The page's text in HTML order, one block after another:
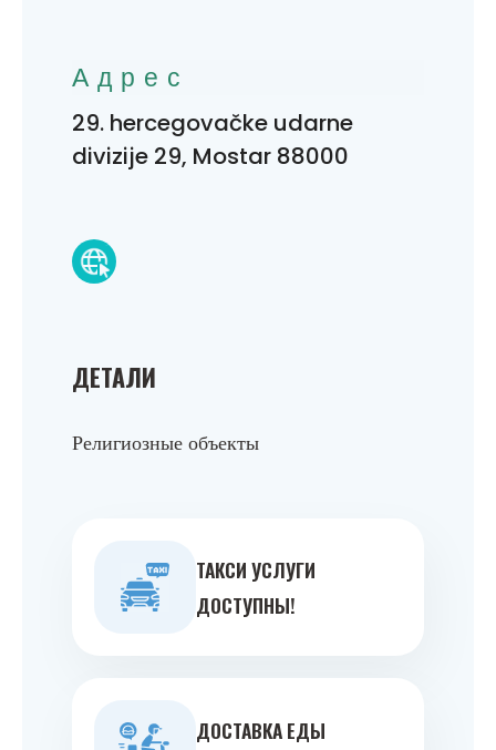
ДЕТАЛИ
Религиозные объекты
ТАКСИ УСЛУГИ
ДОСТУПНЫ!
ДОСТАВКА ЕДЫ
Адрес
29. hercegovačke udarne
divizije 29, Mostar 88000